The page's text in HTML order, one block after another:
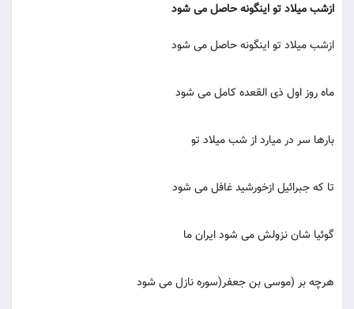
ازشب میلاد تو اینگونه حاصل می شود
ازشب میلاد تو اینگونه حاصل می شود
ماه روز اول ذی القعده کامل می شود
بارها سر در میارد از شب میلاد تو
تا که جبرائیل ازخورشید غافل می شود
گوئیا شان نزولش می شود ایران ما
هرچه بر (موسی بن جعفر(سوره نازل می شود